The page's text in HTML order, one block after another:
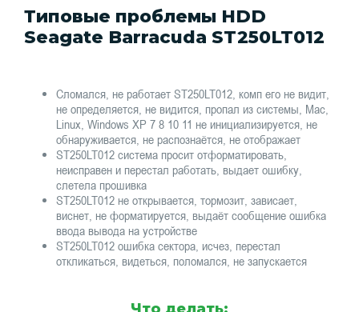
Типовые проблемы HDD
Seagate Barracuda ST250LT012
Сломался, не работает ST250LT012, комп его не видит,
не определяется, не видится, пропал из системы, Mac,
Linux, Windows XP 7 8 10 11 не инициализируется, не
обнаруживается, не распознаётся, не отображает
ST250LT012 система просит отформатировать,
неисправен и перестал работать, выдает ошибку,
слетела прошивка
ST250LT012 не открывается, тормозит, зависает,
виснет, не форматируется, выдаёт сообщение ошибка
ввода вывода на устройстве
ST250LT012 ошибка сектора, исчез, перестал
откликаться, видеться, поломался, не запускается